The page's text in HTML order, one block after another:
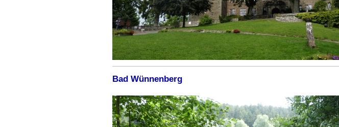
Bad Wünnenberg